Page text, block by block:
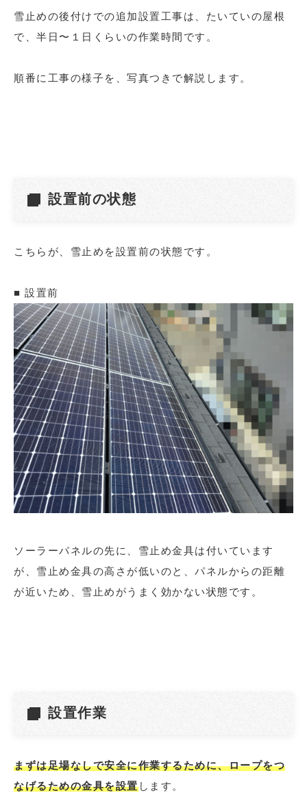
雪止めの後付けでの追加設置工事は、たいていの屋根
で、半日〜１日くらいの作業時間です。
順番に工事の様子を、写真つきで解説します。
設置前の状態
こちらが、雪止めを設置前の状態です。
■ 設置前
ソーラーパネルの先に、雪止め金具は付いています
が、雪止め金具の高さが低いのと、パネルからの距離
が近いため、雪止めがうまく効かない状態です。
設置作業
まずは足場なしで安全に作業するために、ロープをつ
なげるための金具を設置します。